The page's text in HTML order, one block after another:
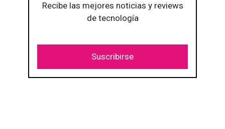
Recibe las mejores noticias y reviews
de tecnología
Suscribirse